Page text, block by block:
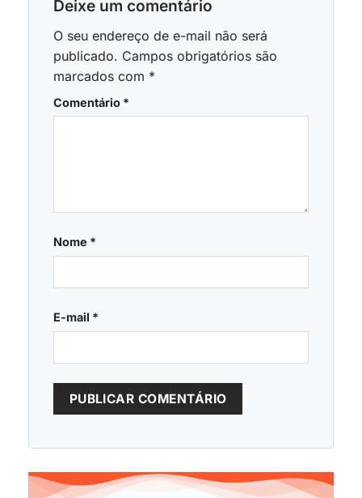
Deixe um comentário
O seu endereço de e-mail não será
publicado. Campos obrigatórios são
marcados com *
Comentário *
Nome *
E-mail *